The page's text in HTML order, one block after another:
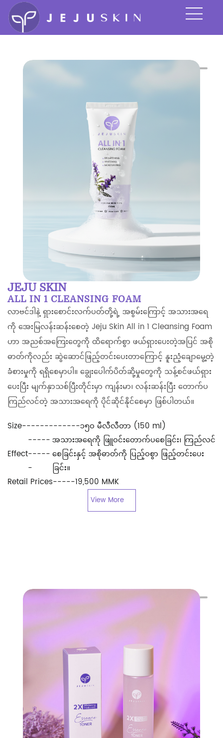
JEJU SKIN
ALL IN 1 CLEANSING FOAM
လာဗင်ဒါနဲ့ ရှားစောင်းလက်ပတ်တို့ရဲ့ အစွမ်းကြောင့် အသားအရေ
ကို အေးမြလန်းဆန်းစေတဲ့ Jeju Skin All in 1 Cleansing Foam
ဟာ အညစ်အကြေးတွေကို ထိရောက်စွာ ဖယ်ရှားပေးတဲ့အပြင် အစို
ဓာတ်ကိုလည်း ဆွဲဆောင်ဖြည့်တင်းပေးတာကြောင့် နူးညံ့ချောမွေ့တဲ့
ခံစားမှုကို ရရှိစေမှာပါ။ ချွေးပေါက်ပိတ်ဆို့မှုတွေကို သန့်စင်ဖယ်ရှား
ပေးပြီး မျက်နှာသစ်ပြီးတိုင်းမှာ ကျန်းမာ၊ လန်းဆန်းပြီး တောက်ပ
ကြည်လင်တဲ့ အသားအရေကို ပိုင်ဆိုင်နိုင်စေမှာ ဖြစ်ပါတယ်။
Size-------------၁၅၀ မီလီလီတာ (150 ml)
Effect
-----
-----
-
အသားအရေကို ဖြူဝင်းတောက်ပစေခြင်း၊ ကြည်လင်
စေခြင်းနှင့် အစိုဓာတ်ကို ပြည့်ဝစွာ ဖြည့်တင်းပေး
ခြင်း။
Retail Prices-----19,500 MMK
View More